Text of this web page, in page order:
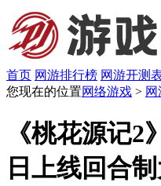
首页 网游排行榜 网游开测
您现在的位置网络游戏 >
《桃花源记2
日上线回合